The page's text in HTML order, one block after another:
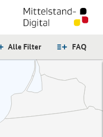
FAQ
Alle Filter